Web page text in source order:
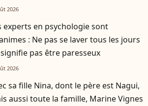
2026
experts en psychologie sont
: Ne pas se laver tous les jours
pas être paresseux
2026
sa fille Nina, dont le père est Nagui,
aussi toute la famille, Marine Vignes